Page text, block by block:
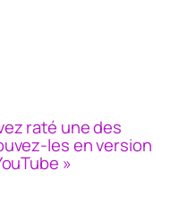
raté une des
les en version
»